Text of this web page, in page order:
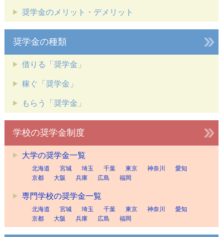
奨学金のメリット・デメリット
奨学金の種類
借りる「奨学金」
稼ぐ「奨学金」
もらう「奨学金」
学校の奨学金制度
大学の奨学金一覧
北海道 宮城 埼玉 千葉 東京 神奈川
愛知
京都
大阪 兵庫 広島 福岡
専門学校の奨学金一覧
北海道 宮城 埼玉 千葉 東京 神奈川
愛知
京都
大阪 兵庫 広島 福岡